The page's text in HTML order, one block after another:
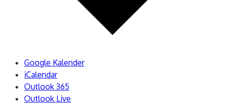
Google Kalender
iCalendar
Outlook 365
Outlook Live